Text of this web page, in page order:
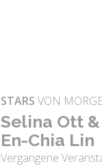
STARS VON
Se­li­na Ott &
En-Chia Lin
Vergangene